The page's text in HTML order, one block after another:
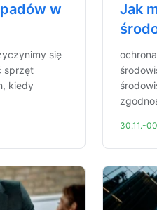
w
się
sprzęt
kiedy
Jak
30.11.-